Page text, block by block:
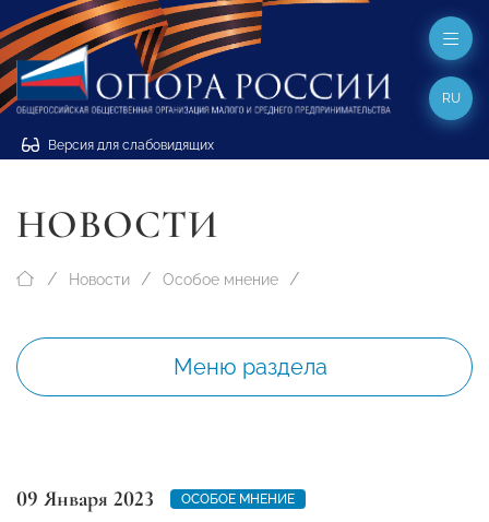
Версия для слабовидящих
RU
НОВОСТИ
Новости Особое мнение
Меню раздела
09 Января 2023 ОСОБОЕ МНЕНИЕ